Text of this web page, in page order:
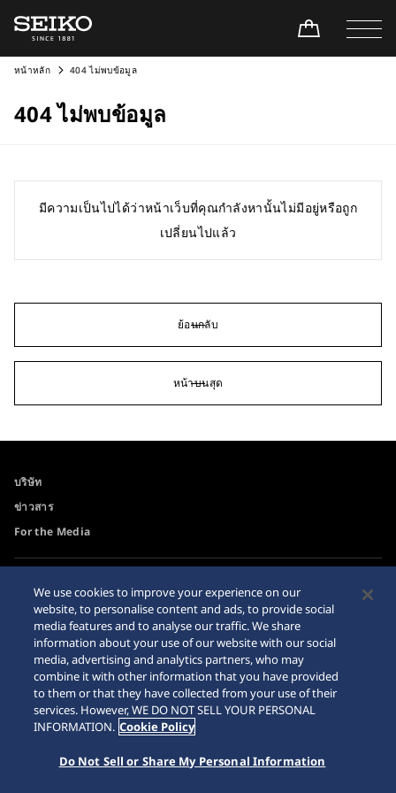
หน้าหลัก 404 ไม่พบข้อมูล
404 ไม่พบข้อมูล
มีความเป็นไปได้ว่าหน้าเว็บที่คุณกำลังหานั้นไม่มีอยู่หรือถูก
เปลี่ยนไปแล้ว
ย้อนกลับ
หน้าบนสุด
บริษัท
ข่าวสาร
For the Media
ข่าวสาร
นาฬิกาบนอินเตอร์เนท
Sitemap
© 2026 Seiko Watch Corporation
We use cookies to improve your experience on our
website, to personalise content and ads, to provide social
media features and to analyse our traffic. We share
information about your use of our website with our social
media, advertising and analytics partners, who may
combine it with other information that you have provided
to them or that they have collected from your use of their
services. However, WE DO NOT SELL YOUR PERSONAL
INFORMATION. Cookie Policy
Do Not Sell or Share My Personal Information